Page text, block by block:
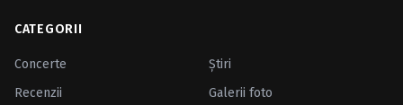
CATEGORII
Concerte
Ştiri
Recenzii
Galerii foto